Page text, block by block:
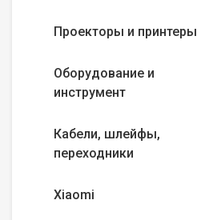
Проекторы и принтеры
Оборудование и
инструмент
Кабели, шлейфы,
переходники
Xiaomi